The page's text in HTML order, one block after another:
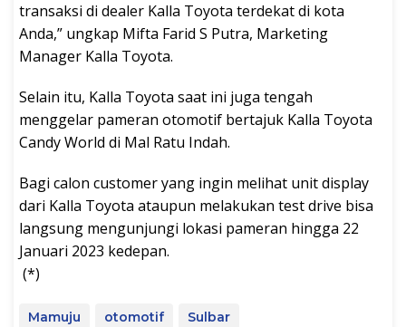
transaksi di dealer Kalla Toyota terdekat di kota
Anda,” ungkap Mifta Farid S Putra, Marketing
Manager Kalla Toyota.
Selain itu, Kalla Toyota saat ini juga tengah
menggelar pameran otomotif bertajuk Kalla Toyota
Candy World di Mal Ratu Indah.
Bagi calon customer yang ingin melihat unit display
dari Kalla Toyota ataupun melakukan test drive bisa
langsung mengunjungi lokasi pameran hingga 22
Januari 2023 kedepan.
(*)
Mamuju otomotif Sulbar